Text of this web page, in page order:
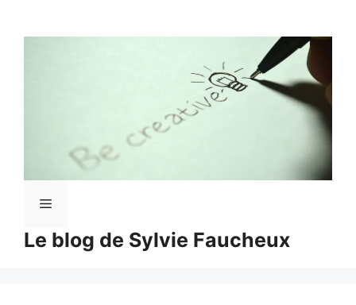
Le blog de Sylvie Faucheux
Menu